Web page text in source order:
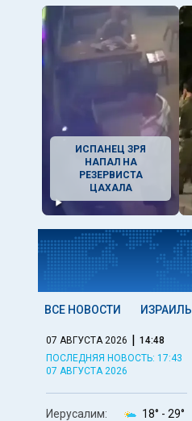
ИСПАНЕЦ ЗРЯ
НАПАЛ НА
РЕЗЕРВИСТА
ЦАХАЛА
ВСЕ НОВОСТИ ИЗРАИЛЬ
07 АВГУСТА 2026 | 14:48
ПОСЛЕДНЯЯ НОВОСТЬ: 17:43
07 АВГУСТА 2026
Иерусалим: 18° - 29°